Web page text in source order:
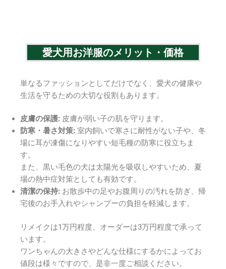
愛犬用お洋服のメリット・価格
単なるファッションとしてだけでなく、愛犬の健康や
生活を守るための大切な役割もあります。
皮膚の保護: 皮膚が弱い子の肌を守ります。
防寒・暑さ対策: 室内飼いで寒さに耐性がない子や、冬
場に耳が凍傷になりやすい短毛種の防寒に役立ちま
す。
また、黒い毛色の犬は太陽光を吸収しやすいため、夏
場の熱中症対策としても有効です。
清潔の保持: お散歩中の足やお腹周りの汚れを防ぎ、帰
宅後のお手入れやシャンプーの負担を軽減します。
リメイクは1万円程度、オーダーは3万円程度で承って
います。
ワンちゃんの大きさやどんな仕様にするかによってお
値段は様々ですので、是非一度ご相談ください。